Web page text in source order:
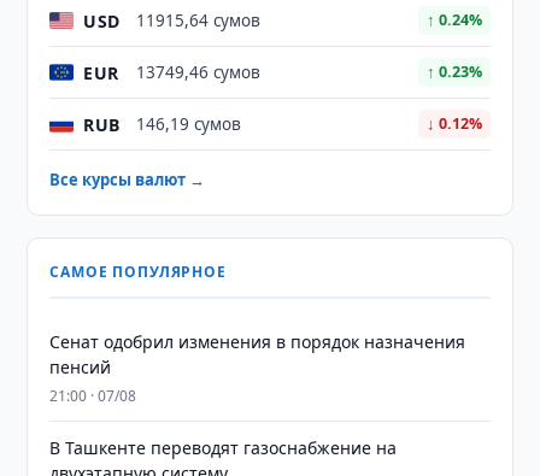
USD 11915,64 сумов ↑ 0.24%
EUR 13749,46 сумов ↑ 0.23%
RUB 146,19 сумов ↓ 0.12%
Все курсы валют →
САМОЕ ПОПУЛЯРНОЕ
Сенат одобрил изменения в порядок назначения
пенсий
21:00 · 07/08
В Ташкенте переводят газоснабжение на